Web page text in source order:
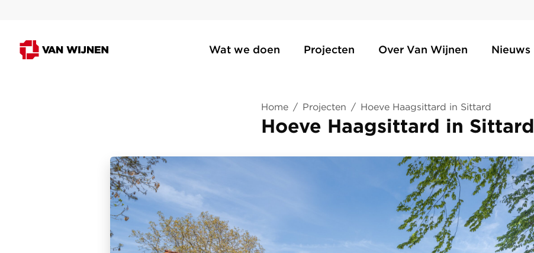
Wat we doen Projecten Over Van Wijnen Nieuws
Home / Projecten / Hoeve Haagsittard in Sittard
Hoeve Haagsittard in Sittard